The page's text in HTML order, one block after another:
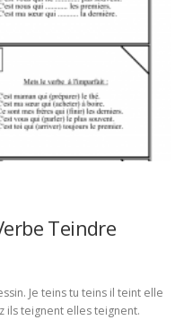
Teindre
Je teins tu teins il teint elle
ils teignent elles teignent.